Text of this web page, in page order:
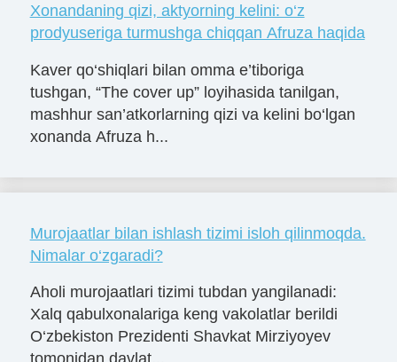
Xonandaning qizi, aktyorning kelini: o‘z
prodyuseriga turmushga chiqqan Afruza haqida
Kaver qo‘shiqlari bilan omma e’tiboriga
tushgan, “The cover up” loyihasida tanilgan,
mashhur san’atkorlarning qizi va kelini bo‘lgan
xonanda Afruza h...
Murojaatlar bilan ishlash tizimi isloh qilinmoqda.
Nimalar o‘zgaradi?
Aholi murojaatlari tizimi tubdan yangilanadi:
Xalq qabulxonalariga keng vakolatlar berildi
O‘zbekiston Prezidenti Shavkat Mirziyoyev